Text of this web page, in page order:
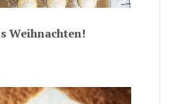
Weihnachten!